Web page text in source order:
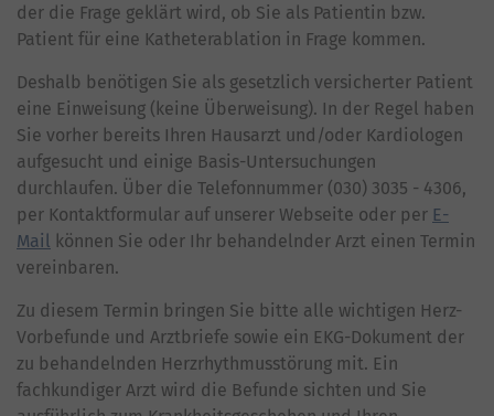
der die Frage geklärt wird, ob Sie als Patientin bzw.
Patient für eine Katheterablation in Frage kommen.
Deshalb benötigen Sie als gesetzlich versicherter Patient
eine Einweisung (keine Überweisung). In der Regel haben
Sie vorher bereits Ihren Hausarzt und/oder Kardiologen
aufgesucht und einige Basis-Untersuchungen
durchlaufen. Über die Telefonnummer (030) 3035 - 4306,
per Kontaktformular auf unserer Webseite oder per E-
Mail können Sie oder Ihr behandelnder Arzt einen Termin
vereinbaren.
Zu diesem Termin bringen Sie bitte alle wichtigen Herz-
Vorbefunde und Arztbriefe sowie ein EKG-Dokument der
zu behandelnden Herzrhythmusstörung mit. Ein
fachkundiger Arzt wird die Befunde sichten und Sie